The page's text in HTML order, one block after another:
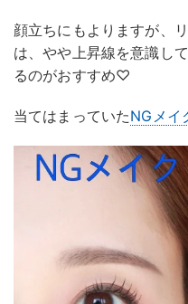
顔立ちにもよりますが、
は、やや上昇線を意識し
るのがおすすめ♡
当てはまっていたNGメイ